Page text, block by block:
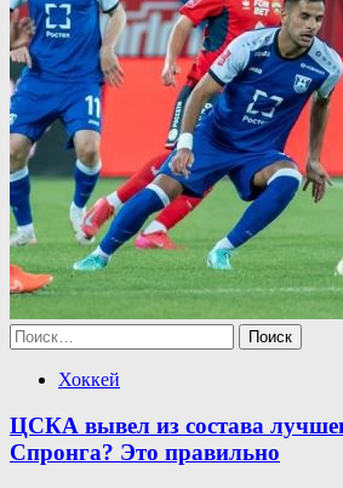
Найти:
Хоккей
ЦСКА вывел из состава
Спронга? Это правильно